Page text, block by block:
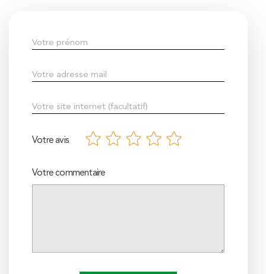
Votre avis
Votre commentaire